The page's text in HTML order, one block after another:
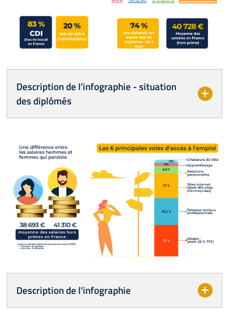
Description de l'infographie - situation
des diplômés
Description de l'infographie